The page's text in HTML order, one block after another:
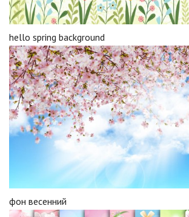
hello spring background
фон весенний